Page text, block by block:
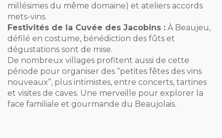
millésimes du même domaine) et ateliers accords
mets-vins.
Festivités de la Cuvée des Jacobins : À Beaujeu,
défilé en costume, bénédiction des fûts et
dégustations sont de mise.
De nombreux villages profitent aussi de cette
période pour organiser des “petites fêtes des vins
nouveaux”, plus intimistes, entre concerts, tartines
et visites de caves. Une merveille pour explorer la
face familiale et gourmande du Beaujolais.